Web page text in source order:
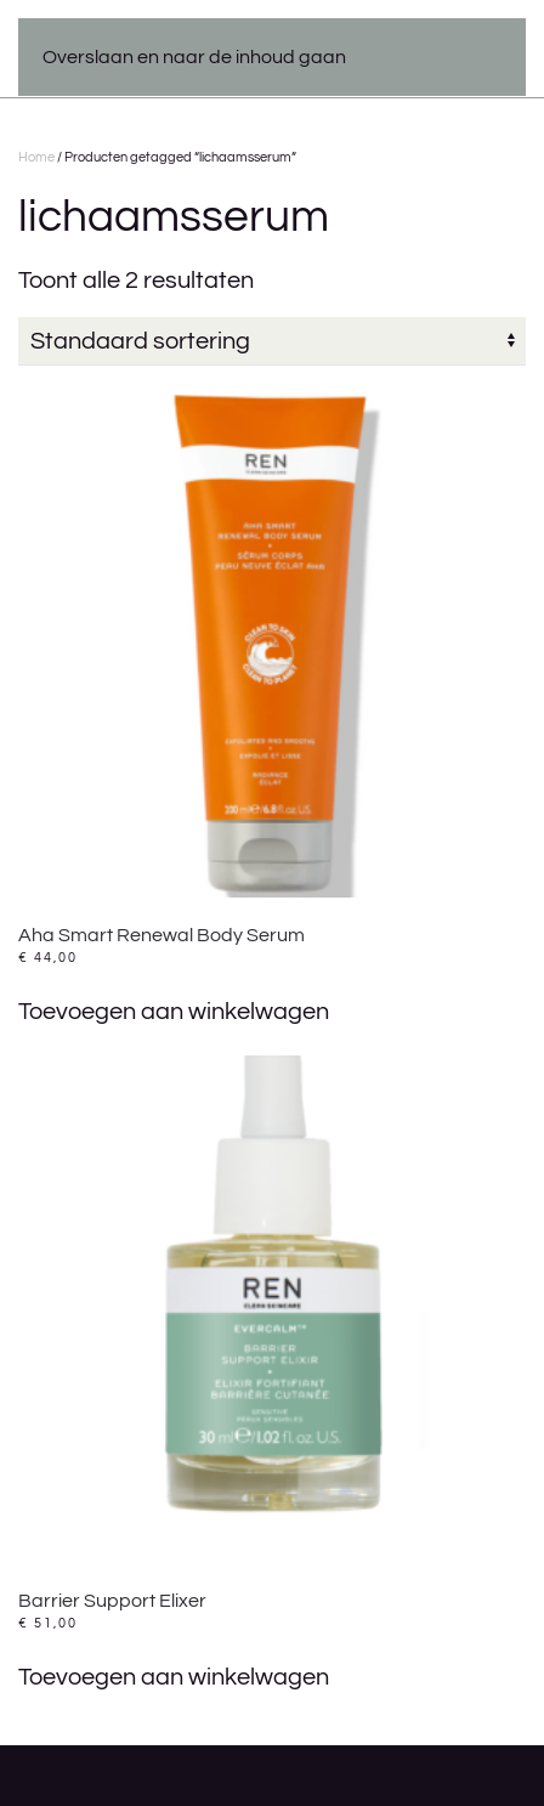
Overslaan en naar de inhoud gaan
Home / Producten getagged “lichaamsserum”
lichaamsserum
Toont alle 2 resultaten
Aha Smart Renewal Body Serum
€ 44,00
Toevoegen aan winkelwagen
Barrier Support Elixer
€ 51,00
Toevoegen aan winkelwagen